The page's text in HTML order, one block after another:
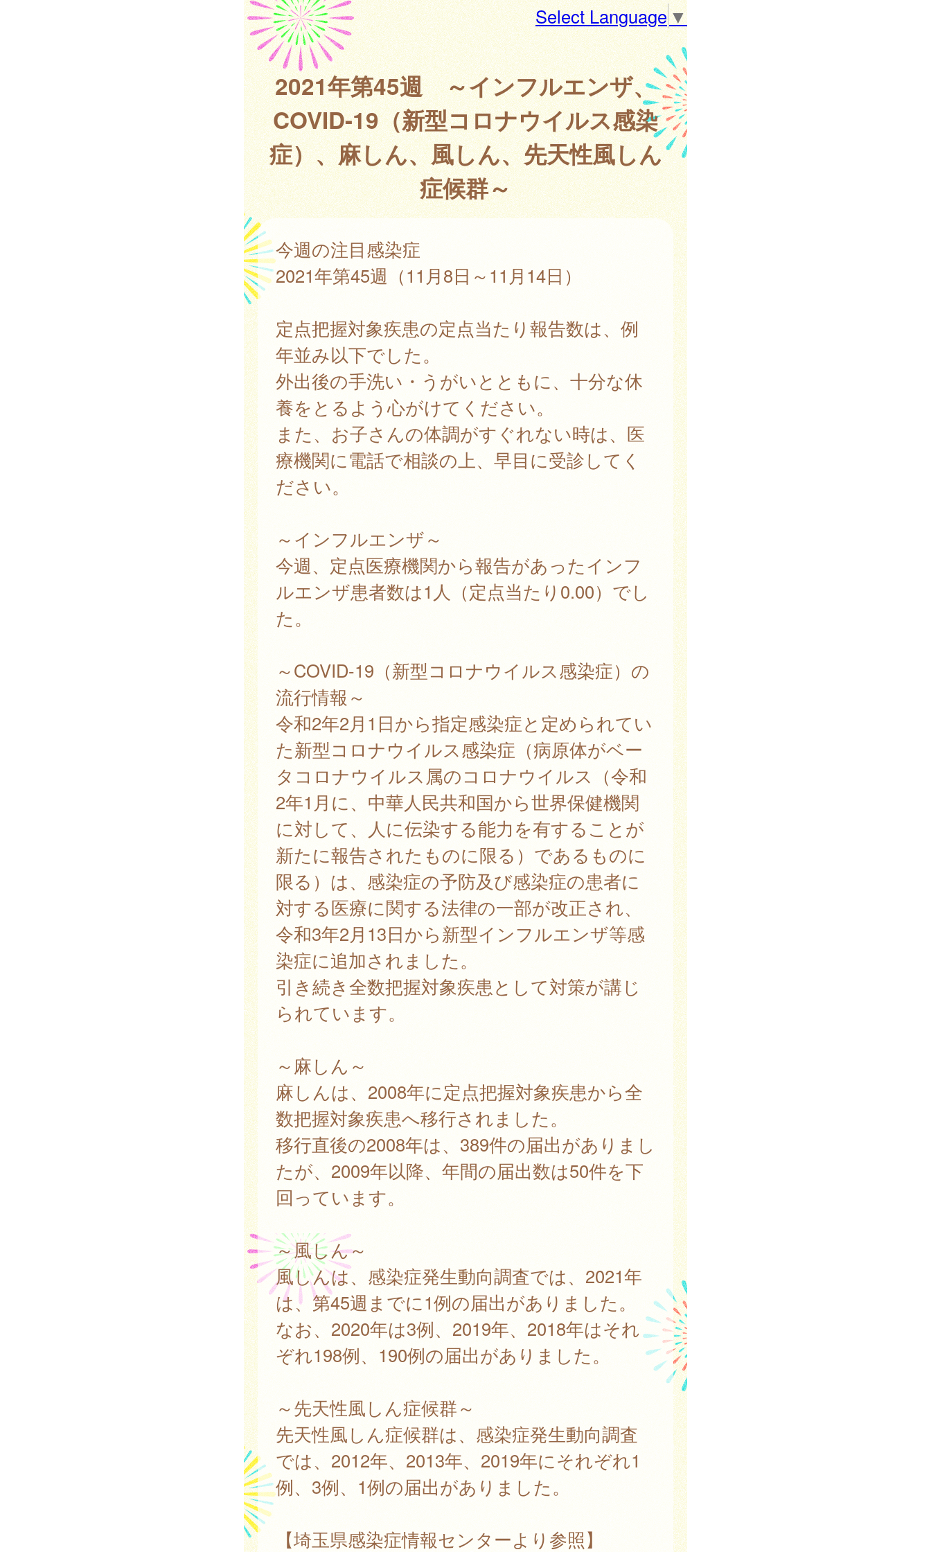
Select Language▼
2021年第45週 ～インフルエンザ、
COVID-19（新型コロナウイルス感染
症）、麻しん、風しん、先天性風しん
症候群～
今週の注目感染症
2021年第45週（11月8日～11月14日）
定点把握対象疾患の定点当たり報告数は、例
年並み以下でした。
外出後の手洗い・うがいとともに、十分な休
養をとるよう心がけてください。
また、お子さんの体調がすぐれない時は、医
療機関に電話で相談の上、早目に受診してく
ださい。
～インフルエンザ～
今週、定点医療機関から報告があったインフ
ルエンザ患者数は1人（定点当たり0.00）でし
た。
～COVID-19（新型コロナウイルス感染症）の
流行情報～
令和2年2月1日から指定感染症と定められてい
た新型コロナウイルス感染症（病原体がベー
タコロナウイルス属のコロナウイルス（令和
2年1月に、中華人民共和国から世界保健機関
に対して、人に伝染する能力を有することが
新たに報告されたものに限る）であるものに
限る）は、感染症の予防及び感染症の患者に
対する医療に関する法律の一部が改正され、
令和3年2月13日から新型インフルエンザ等感
染症に追加されました。
引き続き全数把握対象疾患として対策が講じ
られています。
～麻しん～
麻しんは、2008年に定点把握対象疾患から全
数把握対象疾患へ移行されました。
移行直後の2008年は、389件の届出がありまし
たが、2009年以降、年間の届出数は50件を下
回っています。
～風しん～
風しんは、感染症発生動向調査では、2021年
は、第45週までに1例の届出がありました。
なお、2020年は3例、2019年、2018年はそれ
ぞれ198例、190例の届出がありました。
～先天性風しん症候群～
先天性風しん症候群は、感染症発生動向調査
では、2012年、2013年、2019年にそれぞれ1
例、3例、1例の届出がありました。
【埼玉県感染症情報センターより参照】